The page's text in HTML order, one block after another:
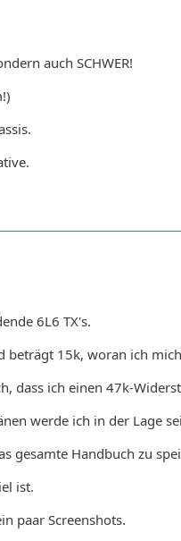
auch SCHWER!
6L6 TX's.
beträgt 15k, woran ich
dass ich einen 47k-
werde ich in der Lage
gesamte Handbuch zu
ist.
paar Screenshots.